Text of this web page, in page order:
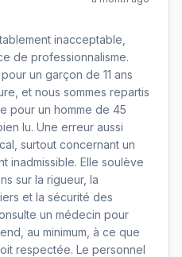
inacceptable,
de professionnalisme.
un garçon de 11 ans
et nous sommes repartis
pour un homme de 45
lu. Une erreur aussi
surtout concernant un
inadmissible. Elle soulève
sur la rigueur, la
et la sécurité des
un médecin pour
au minimum, à ce que
respectée. Le personnel